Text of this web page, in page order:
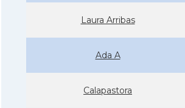
Laura Arribas
Ada A
Calapastora